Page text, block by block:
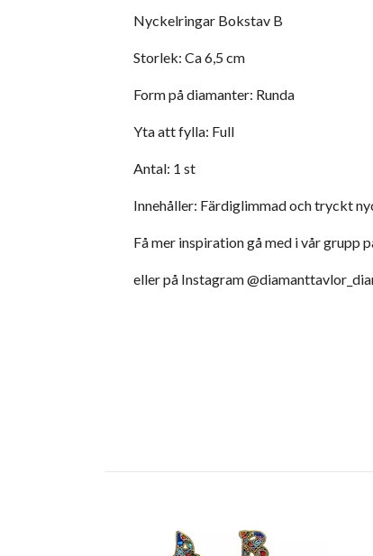
Nyckelringar Bokstav B
Storlek: Ca 6,5 cm
Form på diamanter: Runda
Yta att fylla: Full
Antal: 1 st
Innehåller: Färdiglimmad och tryckt
Få mer inspiration gå med i vår
eller på Instagram